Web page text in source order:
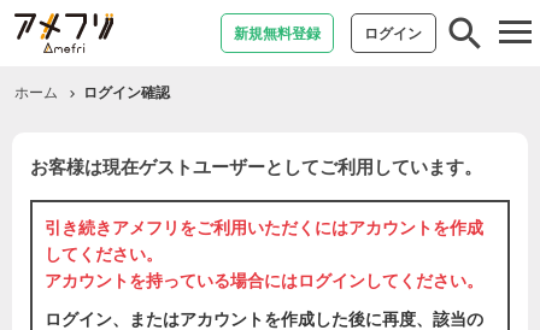
新規無料登録 ログイン
ホーム ログイン確認
お客様は現在ゲストユーザーとしてご利用しています。
引き続きアメフリをご利用いただくにはアカウントを作成
してください。
アカウントを持っている場合にはログインしてください。
ログイン、またはアカウントを作成した後に再度、該当の